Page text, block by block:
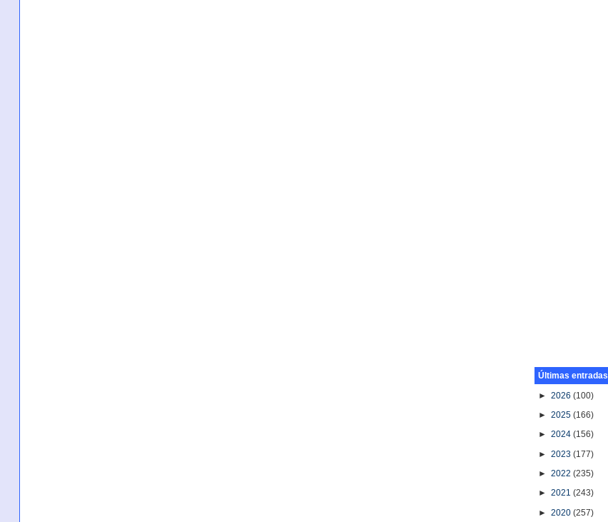
Últimas entradas
►2026(100)
►2025(166)
►2024(156)
►2023(177)
►2022(235)
►2021(243)
►2020(257)